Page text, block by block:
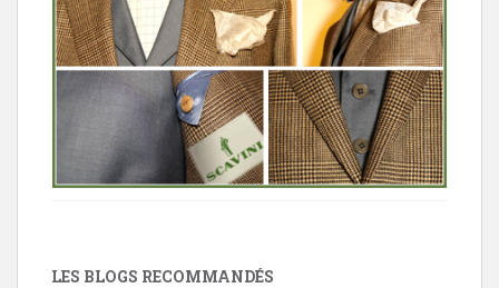
LES BLOGS RECOMMANDÉS